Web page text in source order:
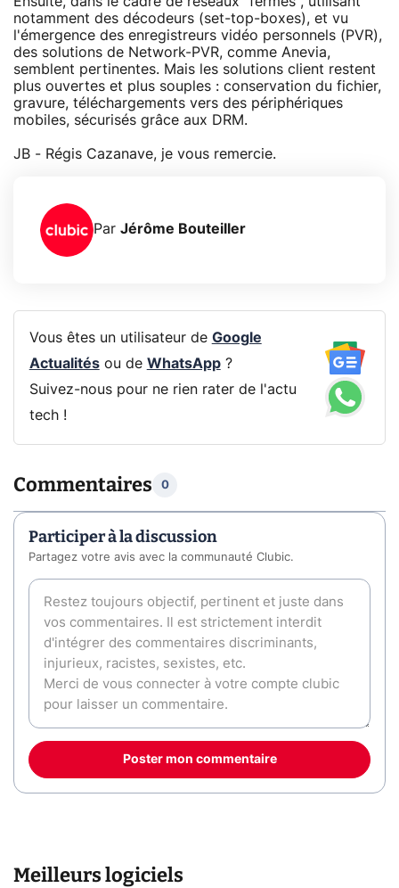
notamment des décodeurs (set-top-boxes), et vu
l'émergence des enregistreurs vidéo personnels (PVR),
des solutions de Network-PVR, comme Anevia,
semblent pertinentes. Mais les solutions client restent
plus ouvertes et plus souples : conservation du fichier,
gravure, téléchargements vers des périphériques
mobiles, sécurisés grâce aux DRM.
JB - Régis Cazanave, je vous remercie.
Par Jérôme Bouteiller
Vous êtes un utilisateur de Google
Actualitésou de WhatsApp?
Suivez-nous pour ne rien rater de l'actu
tech !
Commentaires 0
Participer à la discussion
Partagez votre avis avec la communauté Clubic.
Poster mon commentaire
Meilleurs logiciels